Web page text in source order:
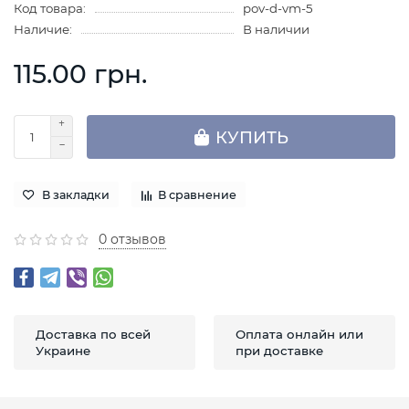
Код товара:
pov-d-vm-5
Наличие:
В наличии
115.00 грн.
КУПИТЬ
В закладки В сравнение
0 отзывов
Доставка по всей
Украине
Оплата онлайн или
при доставке